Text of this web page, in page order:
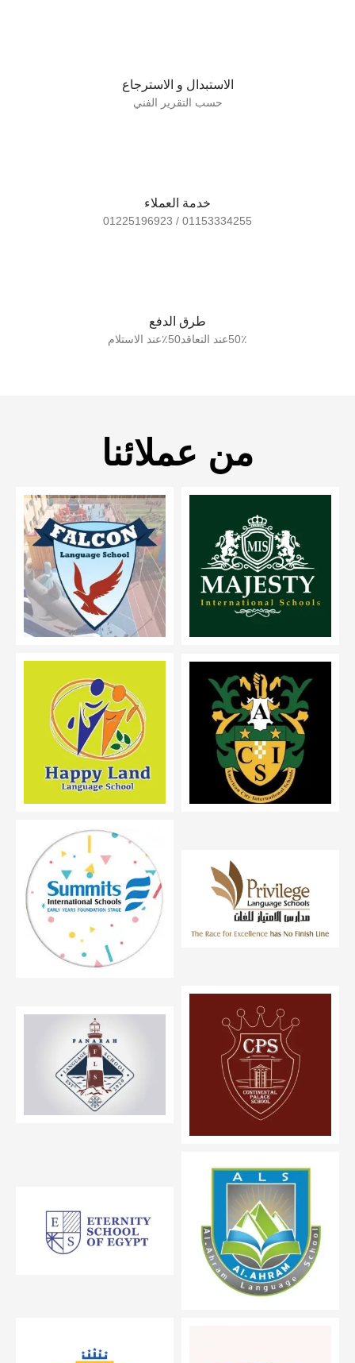
الاستبدال و الاسترجاع
حسب التقرير الفني
خدمة العملاء
01153334255 / 01225196923
طرق الدفع
50٪عند التعاقد50٪عند الاستلام
من عملائنا